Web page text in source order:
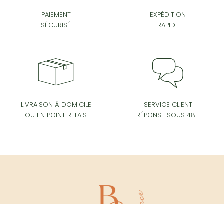
PAIEMENT
SÉCURISÉ
EXPÉDITION
RAPIDE
LIVRAISON À DOMICILE
OU EN POINT RELAIS
SERVICE CLIENT
RÉPONSE SOUS 48H